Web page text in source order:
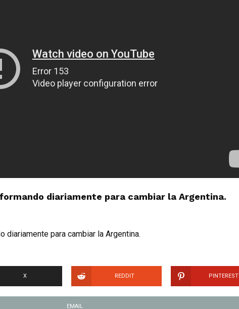
diariamente para cambiar la Argentina.
diariamente para cambiar la Argentina.
X REDDIT PINTEREST
EMAIL